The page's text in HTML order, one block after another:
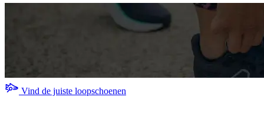
Vind de juiste loopschoenen